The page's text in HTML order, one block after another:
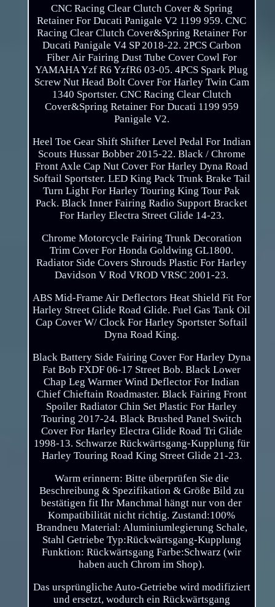
CNC Racing Clear Clutch Cover & Spring
Retainer For Ducati Panigale V2 1199 959. CNC
Racing Clear Clutch Cover&Spring Retainer For
Ducati Panigale V4 SP 2018-22. 2PCS Carbon
Fiber Air Fairing Dust Tube Cover Cowl For
YAMAHA Yzf R6 YzfR6 03-05. 4PCS Spark Plug
Screw Nut Head Bolt Cover For Harley Twin Cam
1340 Sportster. CNC Racing Clear Clutch
Cover&Spring Retainer For Ducati 1199 959
Panigale V2.
Heel Toe Gear Shift Shifter Level Pedal For Indian
Scouts Hussar Bobber 2015-22. Black / Chrome
Front Axle Cap Nut Cover For Harley Dyna Road
Softail Sportster. LED King Pack Trunk Brake Tail
Turn Light For Harley Touring King Tour Pak
Pack. Black Inner Fairing Radio Support Bracket
For Harley Electra Street Glide 14-23.
Chrome Motorcycle Fairing Trunk Decoration
Trim Cover For Honda Goldwing GL1800.
Radiator Side Covers Shrouds Plastic For Harley
Davidson V Rod VROD VRSC 2001-23.
ABS Mid-Frame Air Deflectors Heat Shield Fit For
Harley Street Glide Road Glide. Fuel Gas Tank Oil
Cap Cover W/ Clock For Harley Sportster Softail
Dyna Road King.
Black Battery Side Fairing Cover For Harley Dyna
Fat Bob FXDF 06-17 Street Bob. Black Lower
Chap Leg Warmer Wind Deflector For Indian
Chief Chieftain Roadmaster. Black Fairing Front
Spoiler Radiator Chin Set Plastic For Harley
Touring 2017-24. Black Brushed Panel Switch
Cover For Harley Electra Glide Road Tri Glide
1998-13. Schwarze Rückwärtsgang-Kupplung für
Harley Touring Road King Street Glide 21-23.
Warm erinnern: Bitte überprüfen Sie die
Beschreibung & Spezifikation & Größe Bild zu
bestätigen fit Ihr Manchmal hängt nur von der
Kompatibilität nicht richtig. Zustand:100%
Brandneu Material: Aluminiumlegierung Schale,
Stahl Getriebe Typ:Rückwärtsgang-Kupplung
Funktion: Rückwärtsgang Farbe:Schwarz (wir
haben auch Chrom im Shop).
Das ursprüngliche Auto-Getriebe wird modifiziert
und ersetzt, wodurch ein Rückwärtsgang